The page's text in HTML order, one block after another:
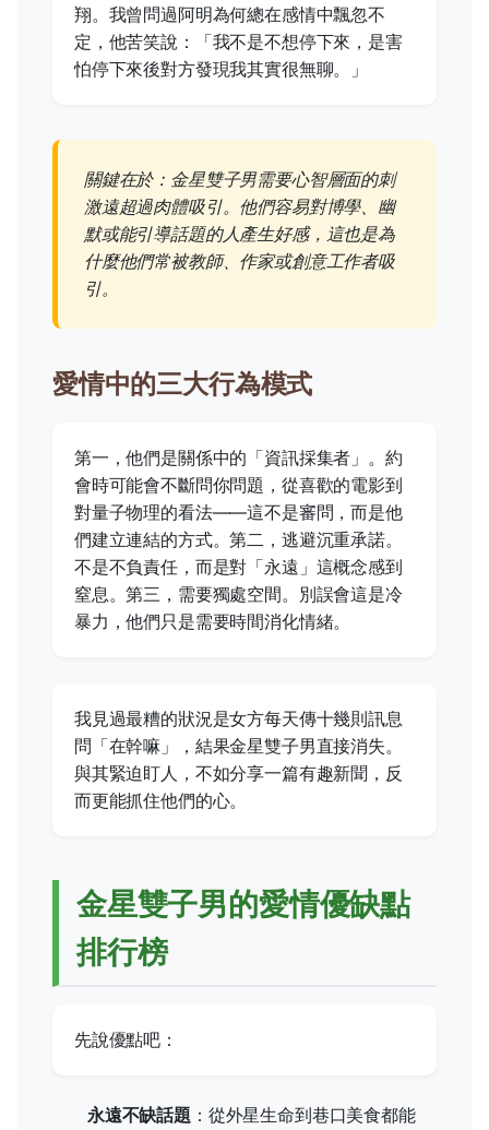
翔。我曾問過阿明為何總在感情中飄忽不
定，他苦笑說：「我不是不想停下來，是害
怕停下來後對方發現我其實很無聊。」
關鍵在於：金星雙子男需要心智層面的刺
激遠超過肉體吸引。他們容易對博學、幽
默或能引導話題的人產生好感，這也是為
什麼他們常被教師、作家或創意工作者吸
引。
愛情中的三大行為模式
第一，他們是關係中的「資訊採集者」。約
會時可能會不斷問你問題，從喜歡的電影到
對量子物理的看法——這不是審問，而是他
們建立連結的方式。第二，逃避沉重承諾。
不是不負責任，而是對「永遠」這概念感到
窒息。第三，需要獨處空間。別誤會這是冷
暴力，他們只是需要時間消化情緒。
我見過最糟的狀況是女方每天傳十幾則訊息
問「在幹嘛」，結果金星雙子男直接消失。
與其緊迫盯人，不如分享一篇有趣新聞，反
而更能抓住他們的心。
金星雙子男的愛情優缺點
排行榜
先說優點吧：
永遠不缺話題 ：從外星生命到巷口美食都能